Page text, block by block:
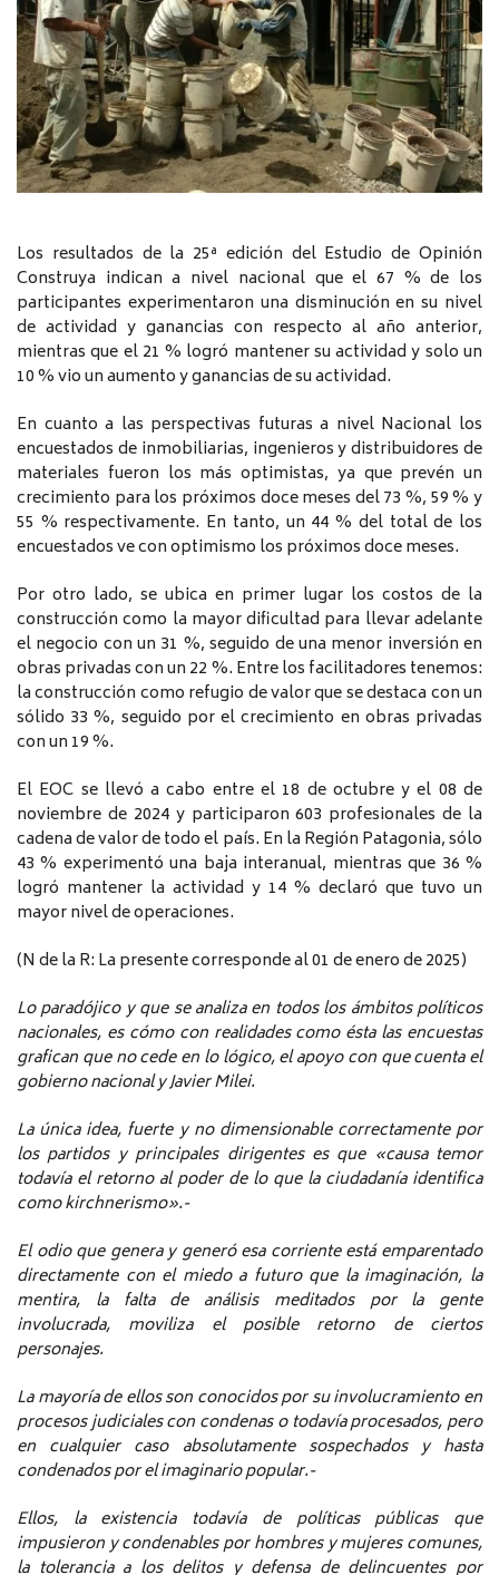
Los resultados de la 25ª edición del Estudio de Opinión
Construya indican a nivel nacional que el 67 % de los
participantes experimentaron una disminución en su nivel
de actividad y ganancias con respecto al año anterior,
mientras que el 21 % logró mantener su actividad y solo un
10 % vio un aumento y ganancias de su actividad.
En cuanto a las perspectivas futuras a nivel Nacional los
encuestados de inmobiliarias, ingenieros y distribuidores de
materiales fueron los más optimistas, ya que prevén un
crecimiento para los próximos doce meses del 73 %, 59 % y
55 % respectivamente. En tanto, un 44 % del total de los
encuestados ve con optimismo los próximos doce meses.
Por otro lado, se ubica en primer lugar los costos de la
construcción como la mayor dificultad para llevar adelante
el negocio con un 31 %, seguido de una menor inversión en
obras privadas con un 22 %. Entre los facilitadores tenemos:
la construcción como refugio de valor que se destaca con un
sólido 33 %, seguido por el crecimiento en obras privadas
con un 19 %.
El EOC se llevó a cabo entre el 18 de octubre y el 08 de
noviembre de 2024 y participaron 603 profesionales de la
cadena de valor de todo el país. En la Región Patagonia, sólo
43 % experimentó una baja interanual, mientras que 36 %
logró mantener la actividad y 14 % declaró que tuvo un
mayor nivel de operaciones.
(N de la R: La presente corresponde al 01 de enero de 2025)
Lo paradójico y que se analiza en todos los ámbitos políticos
nacionales, es cómo con realidades como ésta las encuestas
grafican que no cede en lo lógico, el apoyo con que cuenta el
gobierno nacional y Javier Milei.
La única idea, fuerte y no dimensionable correctamente por
los partidos y principales dirigentes es que «causa temor
todavía el retorno al poder de lo que la ciudadanía identifica
como kirchnerismo».-
El odio que genera y generó esa corriente está emparentado
directamente con el miedo a futuro que la imaginación, la
mentira, la falta de análisis meditados por la gente
involucrada, moviliza el posible retorno de ciertos
personajes.
La mayoría de ellos son conocidos por su involucramiento en
procesos judiciales con condenas o todavía procesados, pero
en cualquier caso absolutamente sospechados y hasta
condenados por el imaginario popular.-
Ellos, la existencia todavía de políticas públicas que
impusieron y condenables por hombres y mujeres comunes,
la tolerancia a los delitos y defensa de delincuentes por